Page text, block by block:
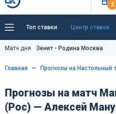
2
Топ ставки Центр ставок
Тренды Букмекеры
Как тут заработать?
Матч дня Зенит - Родина Москва
Главная Прогнозы на Настольный
Прогнозы на матч
(Рос) — Алексей